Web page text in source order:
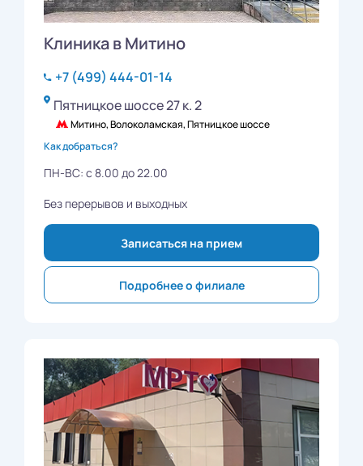
Клиника в Митино
+7 (499) 444-01-14
Пятницкое шоссе 27 к. 2
Митино, Волоколамская, Пятницкое шоссе
Как добраться?
ПН-ВС: с 8.00 до 22.00
Без перерывов и выходных
Записаться на прием
Подробнее о филиале